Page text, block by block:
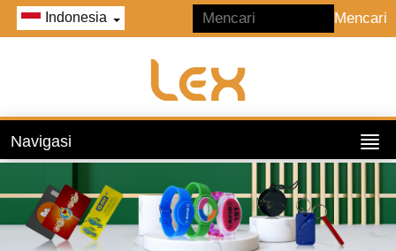
Indonesia
Navigasi